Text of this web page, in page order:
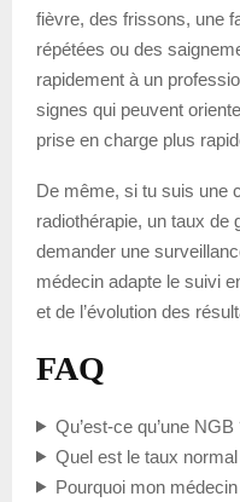
fièvre, des frissons, une
répétées ou des
rapidement à un
signes qui peuvent
prise en charge plus
De même, si tu suis une
radiothérapie, un taux de
demander une
médecin adapte le suivi
et de l’évolution des
FAQ
Qu’est-ce qu’une NGB
Quel est le taux
Pourquoi mon